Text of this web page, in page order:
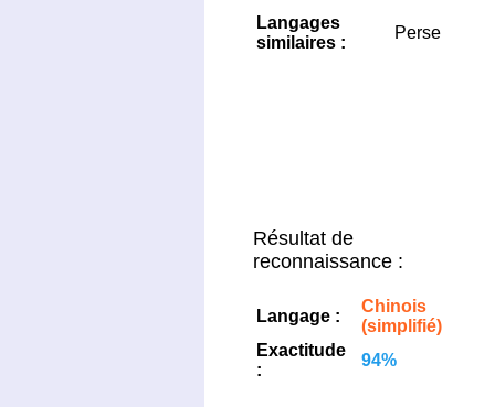
Langages
similaires :
Perse
Résultat de
reconnaissance :
Langage :
Chinois
(simplifié)
Exactitude
:
94%